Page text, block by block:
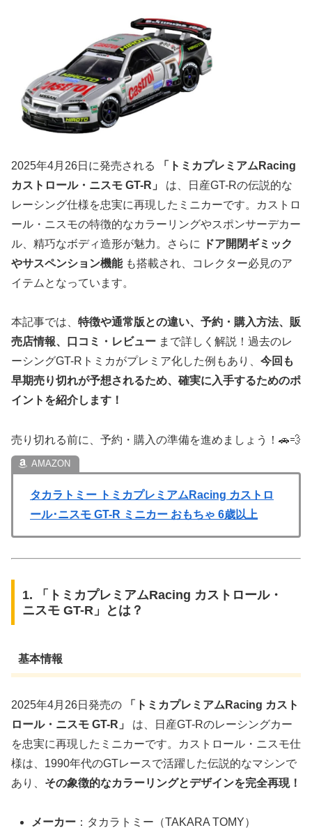
2025年4月26日に発売される
「トミカプレミアムRacing
カストロール・ニスモ GT-R」
は、日産GT-Rの伝説的な
レーシング仕様を忠実に再現したミニカーです。カストロ
ール・ニスモの特徴的なカラーリングやスポンサーデカー
ル、精巧なボディ造形が魅力。さらに
ドア開閉ギミック
やサスペンション機能も搭載され、コレクター必見のア
イテムとなっています。
本記事では、 特徴や通常版との違い、予約・購入方法、販
売店情報、口コミ・レビュー まで詳しく解説！過去のレ
ーシングGT-Rトミカがプレミア化した例もあり、 今回も
早期売り切れが予想されるため、確実に入手するためのポ
イントを紹介します！
売り切れる前に、予約・購入の準備を進めましょう！🚗💨
タカラトミー トミカプレミアムRacing カストロ
ール･ニスモ GT-R ミニカー おもちゃ 6歳以上
1. 「トミカプレミアムRacing カストロール・
ニスモ GT-R」とは？
基本情報
2025年4月26日発売の
「トミカプレミアムRacing カスト
ロール・ニスモ GT-R」
は、日産GT-Rのレーシングカー
を忠実に再現したミニカーです。カストロール・ニスモ仕
様は、1990年代のGTレースで活躍した伝説的なマシンで
あり、 その象徴的なカラーリングとデザインを完全再現！
メーカー ：タカラトミー（TAKARA TOMY）